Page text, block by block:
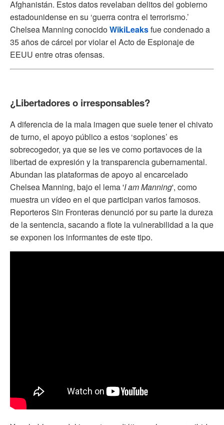
Afghanistán. Estos datos revelaban delitos del gobierno
estadounidense en su ‘guerra contra el terrorismo.’
Chelsea Manning conocidoWikiLeaksfue condenado a
35 años de cárcel por violar el Acto de Espionaje de
EEUU entre otras ofensas.
¿Libertadores o irresponsables?
A diferencia de la mala imagen que suele tener el chivato
de turno, el apoyo público a estos ‘soplones’ es
sobrecogedor, ya que se les ve como portavoces de la
libertad de expresión y la transparencia gubernamental.
Abundan las plataformas de apoyo al encarcelado
Chelsea Manning, bajo el lema 'I am Manning', como
muestra un vídeo en el que participan varios famosos.
Reporteros Sin Fronteras denunció por su parte la dureza
de la sentencia, sacando a flote la vulnerabilidad a la que
se exponen los informantes de este tipo.